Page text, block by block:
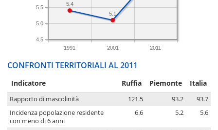
1991 2001 2011
4.5
5.0
5.5
5.1
5.4
CONFRONTI TERRITORIALI AL 2011
Indicatore Ruffia Piemonte Italia
Rapporto di mascolinità 121.5 93.2
93.7
Incidenza popolazione residente
con meno di 6 anni
6.6 5.2 5.6